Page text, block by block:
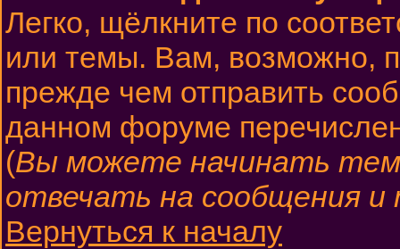
Легко, щёлкните по
или темы. Вам, возможно,
прежде чем отправить
данном форуме
(Вы можете начинать
отвечать на сообщения и
Вернуться к началу